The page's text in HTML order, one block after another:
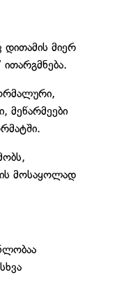
მიერ
მეწარმეები
მოსაყოლად